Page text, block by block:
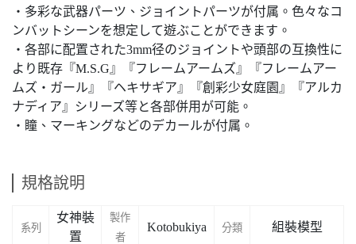
・多彩な武器パーツ、ジョイントパーツが付属。色々なコ
ンバットシーンを想定して遊ぶことができます。
・各部に配置された3mm径のジョイントや頭部の互換性に
より既存『M.S.G』『フレームアームズ』『フレームアー
ムズ・ガール』『ヘキサギア』『創彩少女庭園』『アルカ
ナディア』シリーズ等と各部併用が可能。
・瞳、マーキングなどのデカールが付属。
規格說明
系列
女神裝
置
製作
者
Kotobukiya 分類 組裝模型